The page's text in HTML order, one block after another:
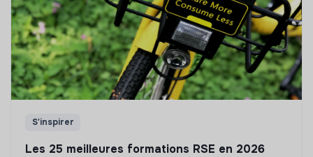
S'inspirer
Les 25 meilleures formations RSE en 2026